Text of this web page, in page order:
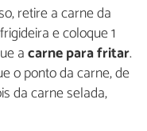
retire a carne da
e coloque 1
acarne para fritar.
o ponto da carne, de
da carne selada,